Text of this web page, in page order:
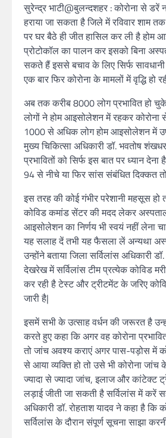
सुरेन्द्र भाटी@बुलन्दशहर : कोरोना से डरें
हराया जा सकता है जिले में रविवार शाम
पर घर बैठे ही जीत हासिल कर ली है होम
प्रोटोकॉल का पालन कर इसको बिना
सकते हैं इससे बचाव के लिए सिर्फ
एक बार फिर कोरोना के मामलों में वृद्धि हो
अब तक करीब 8000 लोग प्रभावित हो
लोगों ने होम आइसोलेशन में रहकर कोरोना
1000 से अधिक लोग होम आइसोलेशन में
मुख्य चिकित्सा अधिकारी डॉ. भवतोष
प्रभावितों को सिर्फ इस बात पर ध्यान
94 से नीचे या फिर सांस संबंधित दिक्कत
इस तरह की कोई गंभीर परेशानी महसूस हो
कोविड कमांड सेंटर की मदद लेकर अस्पताल
आइसोलेशन का निर्णय भी स्वयं नहीं लेना
यह सलाह दें तभी यह फैसला लें अन्यथा
उन्होंने बताया जिला सर्विलांस अधिकारी
देखरेख में सर्विलांस टीम प्रत्येक कोविड
कर रही है टेस्ट और ट्रीटमेंट के जरिए
जारी है|
इसमें सभी के उत्साह वर्धन की जरूरत है
करते हुए कहा कि अगर वह कोरोना
तो जांच अवश्य कराएं अगर पास-पड़ोस में
से आया व्यक्ति हो तो उसे भी कोरोना जांच
ज्यादा से ज्यादा जांच, इलाज और कांटेक्ट
लड़ाई जीती जा सकती है सर्विलांस में करें
अधिकारी डॉ. रोहताश यादव ने कहा है कि
सर्विलांस के दौरान संपूर्ण सूचना साझा